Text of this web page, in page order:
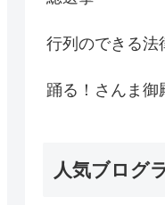
行列のできる法
踊る！さんま御
人気ブログ